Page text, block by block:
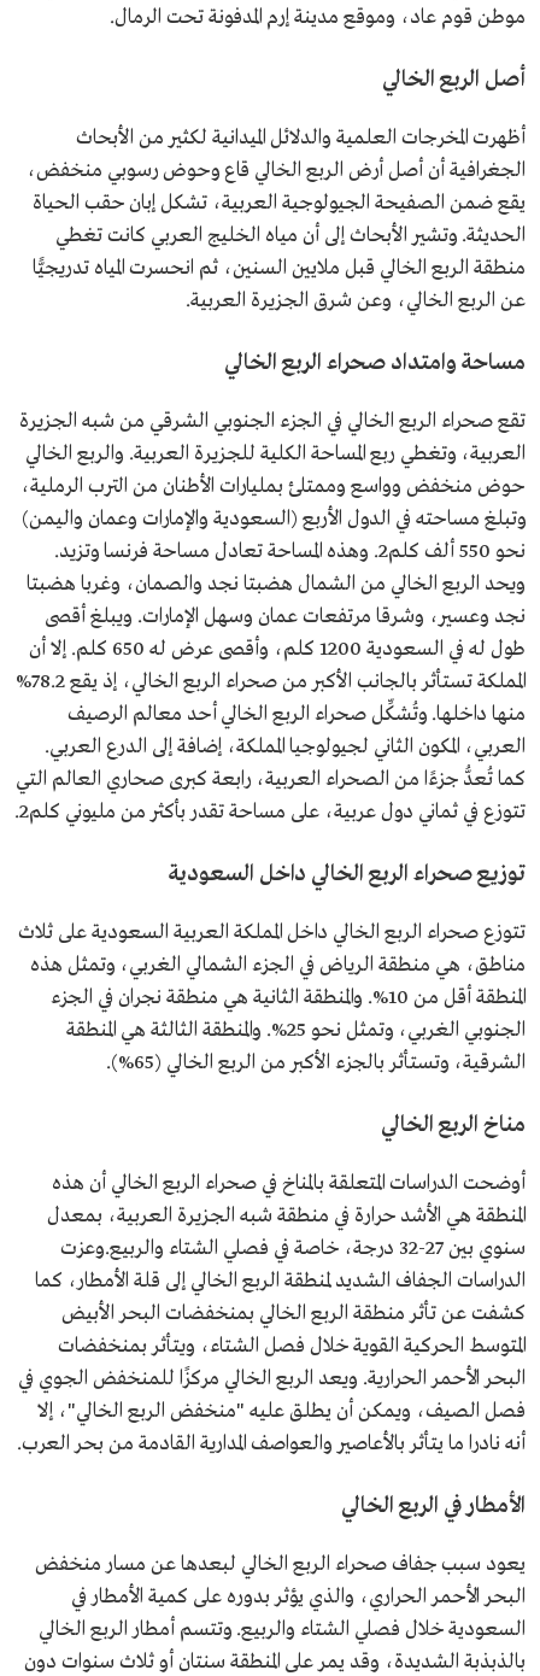
موطن قوم عاد، وموقع مدينة إرم المدفونة تحت الرمال.
أصل الربع الخالي
أظهرت المخرجات العلمية والدلائل الميدانية لكثير من الأبحاث
الجغرافية أن أصل أرض الربع الخالي قاع وحوض رسوبي منخفض،
يقع ضمن الصفيحة الجيولوجية العربية، تشكل إبان حقب الحياة
الحديثة. وتشير الأبحاث إلى أن مياه الخليج العربي كانت تغطي
منطقة الربع الخالي قبل ملايين السنين، ثم انحسرت المياه تدريجيًّا
عن الربع الخالي، وعن شرق الجزيرة العربية.
مساحة وامتداد صحراء الربع الخالي
تقع صحراء الربع الخالي في الجزء الجنوبي الشرقي من شبه الجزيرة
العربية، وتغطي ربع المساحة الكلية للجزيرة العربية. والربع الخالي
حوض منخفض وواسع وممتلئ بمليارات الأطنان من الترب الرملية،
وتبلغ مساحته في الدول الأربع (السعودية والإمارات وعمان واليمن)
نحو 550 ألف كلم2. وهذه المساحة تعادل مساحة فرنسا وتزيد.
ويحد الربع الخالي من الشمال هضبتا نجد والصمان، وغربا هضبتا
نجد وعسير، وشرقا مرتفعات عمان وسهل الإمارات. ويبلغ أقصى
طول له في السعودية 1200 كلم، وأقصى عرض له 650 كلم. إلا أن
المملكة تستأثر بالجانب الأكبر من صحراء الربع الخالي، إذ يقع 78.2%
منها داخلها. وتُشكِّل صحراء الربع الخالي أحد معالم الرصيف
العربي، المكون الثاني لجيولوجيا المملكة، إضافة إلى الدرع العربي.
كما تُعدُّ جزءًا من الصحراء العربية، رابعة كبرى صحاري العالم التي
تتوزع في ثماني دول عربية، على مساحة تقدر بأكثر من مليوني كلم2.
توزيع صحراء الربع الخالي داخل السعودية
تتوزع صحراء الربع الخالي داخل المملكة العربية السعودية على ثلاث
مناطق، هي منطقة الرياض في الجزء الشمالي الغربي، وتمثل هذه
المنطقة أقل من 10%. والمنطقة الثانية هي منطقة نجران في الجزء
الجنوبي الغربي، وتمثل نحو 25%. والمنطقة الثالثة هي المنطقة
الشرقية، وتستأثر بالجزء الأكبر من الربع الخالي (65%).
مناخ الربع الخالي
أوضحت الدراسات المتعلقة بالمناخ في صحراء الربع الخالي أن هذه
المنطقة هي الأشد حرارة في منطقة شبه الجزيرة العربية، بمعدل
سنوي بين 27-32 درجة، خاصة في فصلي الشتاء والربيع.وعزت
الدراسات الجفاف الشديد لمنطقة الربع الخالي إلى قلة الأمطار، كما
كشفت عن تأثر منطقة الربع الخالي بمنخفضات البحر الأبيض
المتوسط الحركية القوية خلال فصل الشتاء، ويتأثر بمنخفضات
البحر الأحمر الحرارية. ويعد الربع الخالي مركزًا للمنخفض الجوي في
فصل الصيف، ويمكن أن يطلق عليه "منخفض الربع الخالي"، إلا
أنه نادرا ما يتأثر بالأعاصير والعواصف المدارية القادمة من بحر العرب.
الأمطار في الربع الخالي
يعود سبب جفاف صحراء الربع الخالي لبعدها عن مسار منخفض
البحر الأحمر الحراري، والذي يؤثر بدوره على كمية الأمطار في
السعودية خلال فصلي الشتاء والربيع. وتتسم أمطار الربع الخالي
بالذبذبة الشديدة، وقد يمر على المنطقة سنتان أو ثلاث سنوات دون